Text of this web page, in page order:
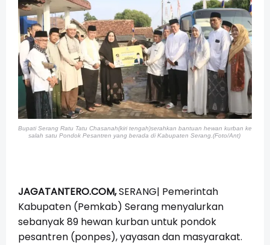
Bupati Serang Ratu Tatu Chasanah(kiri tengah)serahkan bantuan hewan kurban ke
salah satu Pondok Pesantren yang berada di Kabupaten Serang.(Foto/Ant)
JAGATANTERO.COM,SERANG| Pemerintah
Kabupaten (Pemkab) Serang menyalurkan
sebanyak 89 hewan kurban untuk pondok
pesantren (ponpes), yayasan dan masyarakat.